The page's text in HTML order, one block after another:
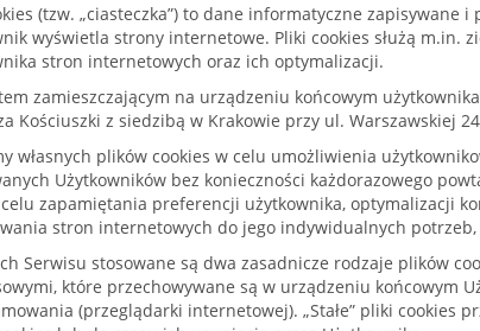
(tzw. „ciasteczka”) to dane informatyczne
wyświetla strony internetowe. Pliki cookies służą
stron internetowych oraz ich optymalizacji.
zamieszczającym na urządzeniu końcowym
Kościuszki z siedzibą w Krakowie przy ul. Warszawskiej
własnych plików cookies w celu umożliwienia
Użytkowników bez konieczności każdorazowego
zapamiętania preferencji użytkownika, optymalizacji
stron internetowych do jego indywidualnych
Serwisu stosowane są dwa zasadnicze rodzaje plików
które przechowywane są w urządzeniu końcowym
(przeglądarki internetowej). „Stałe” pliki cookies